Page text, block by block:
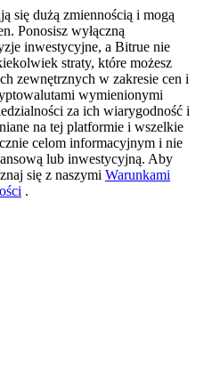
10% APR
Rewards
USDT
się dużą zmiennością i mogą
Ponosisz wyłączną
inwestycyjne, a Bitrue nie
straty, które możesz
zewnętrznych w zakresie cen i
wymienionymi
za ich wiarygodność i
na tej platformie i wszelkie
celom informacyjnym i nie
lub inwestycyjną. Aby
się z naszymi Warunkami
.